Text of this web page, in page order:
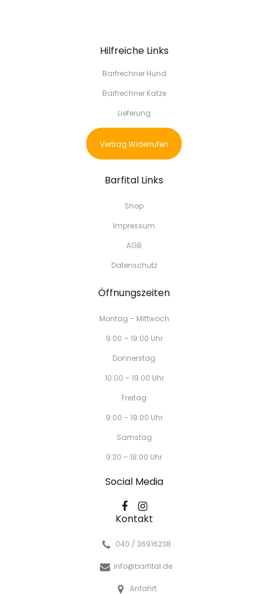
Hilfreiche Links
Barfrechner Hund
Barfrechner Katze
Lieferung
Vertrag Widerrufen
Barfital Links
Shop
Impressum
AGB
Datenschutz
Öffnungszeiten
Montag – Mittwoch
9:00 – 19:00 Uhr
Donnerstag
10:00 – 19:00 Uhr
Freitag
9:00 – 19:00 Uhr
Samstag
9:30 – 18:00 Uhr
Social Media
Kontakt
040 / 36916238
info@barfital.de
Anfahrt